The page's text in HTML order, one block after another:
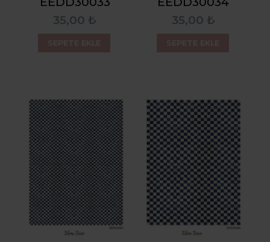
35,00 ₺
35,00 ₺